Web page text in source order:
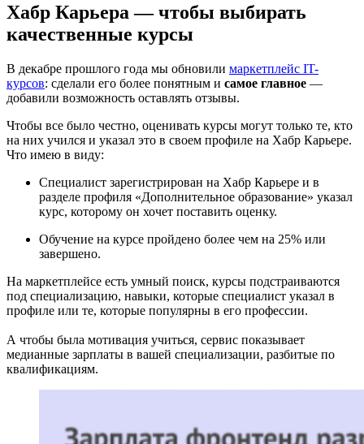
Хабр Карьера — чтобы выбирать
качественные курсы
В декабре прошлого года мы обновили маркетплейс IT-
курсов: сделали его более понятным и самое главное —
добавили возможность оставлять отзывы.
Чтобы все было честно, оценивать курсы могут только те, кто
на них учился и указал это в своем профиле на Хабр Карьере.
Что имею в виду:
Специалист зарегистрирован на Хабр Карьере и в
разделе профиля «Дополнительное образование» указал
курс, которому он хочет поставить оценку.
Обучение на курсе пройдено более чем на 25% или
завершено.
На маркетплейсе есть умный поиск, курсы подстраиваются
под специализацию, навыки, которые специалист указал в
профиле или те, которые популярны в его профессии.
А чтобы была мотивация учиться, сервис показывает
медианные зарплаты в вашей специализации, разбитые по
квалификациям.